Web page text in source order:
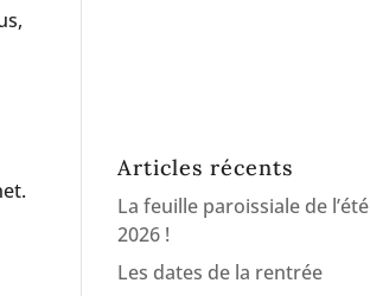
Articles récents
La feuille paroissiale de l’été
2026 !
Les dates de la rentrée